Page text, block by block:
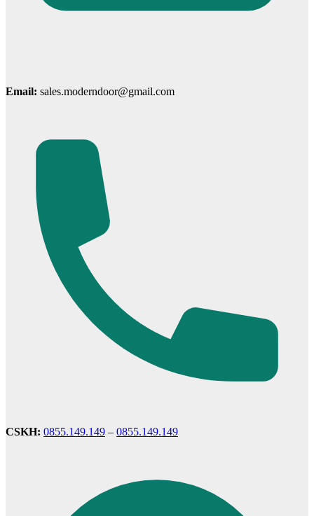
Cửa dành cho bé
Cửa lùa
Email: sales.moderndoor@gmail.com
CSKH: 0855.149.149 – 0855.149.149